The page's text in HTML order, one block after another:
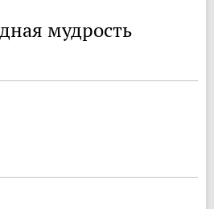
мудрость